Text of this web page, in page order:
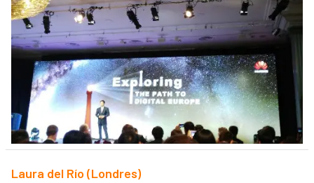
Laura del Río (Londres)